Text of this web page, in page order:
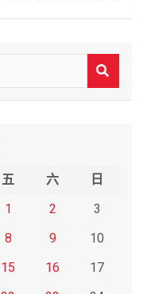
五 六
日
1
2
3
8 9
10
15 16
17